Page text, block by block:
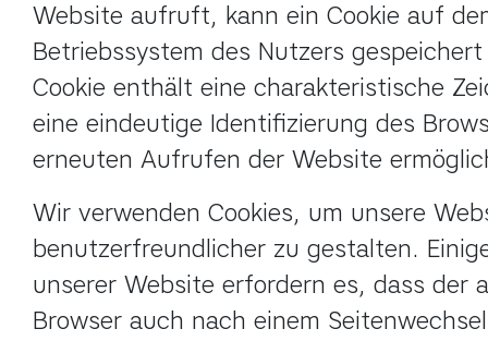
Website aufruft, kann ein Cookie auf
Betriebssystem des Nutzers
Cookie enthält eine charakteristische
eine eindeutige Identifizierung des
erneuten Aufrufen der Website
Wir verwenden Cookies, um unsere
benutzerfreundlicher zu gestalten.
unserer Website erfordern es, dass der
Browser auch nach einem